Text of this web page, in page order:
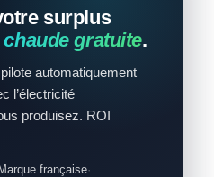
surplus
chaude gratuite.
automatiquement
l’électricité
produisez. ROI
française·